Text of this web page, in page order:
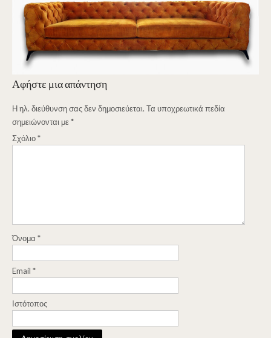
Αφήστε μια απάντηση
Η ηλ. διεύθυνση σας δεν δημοσιεύεται. Τα υποχρεωτικά πεδία
σημειώνονται με*
Σχόλιο*
Όνομα *
Email *
Ιστότοπος